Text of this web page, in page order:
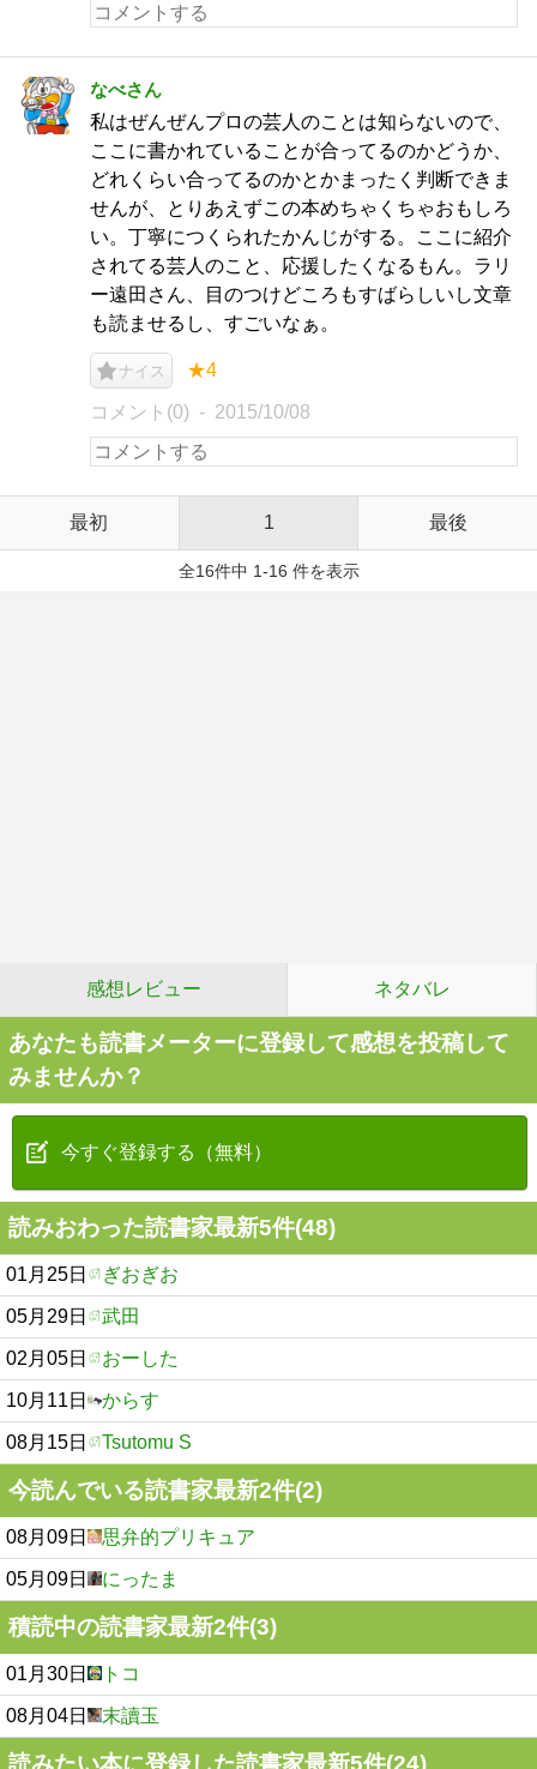
なべさん
私はぜんぜんプロの芸人のことは知らないので、
ここに書かれていることが合ってるのかどうか、
どれくらい合ってるのかとかまったく判断できま
せんが、とりあえずこの本めちゃくちゃおもしろ
い。丁寧につくられたかんじがする。ここに紹介
されてる芸人のこと、応援したくなるもん。ラリ
ー遠田さん、目のつけどころもすばらしいし文章
も読ませるし、すごいなぁ。
ナイス ★4
コメント(0) 2015/10/08
最初 1 最後
全16件中 1-16 件を表示
感想レビュー ネタバレ
あなたも読書メーターに登録して感想を投稿して
みませんか？
今すぐ登録する（無料）
読みおわった読書家最新5件(48)
01月25日 ぎおぎお
05月29日 武田
02月05日 おーした
10月11日 からす
08月15日 Tsutomu S
今読んでいる読書家最新2件(2)
08月09日 思弁的プリキュア
05月09日 にったま
積読中の読書家最新2件(3)
01月30日 トコ
08月04日 末讀玉
読みたい本に登録した読書家最新5件(24)